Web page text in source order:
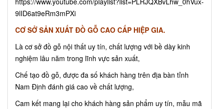
9lID6at9eRm3mPXi
CƠ SỞ SẢN XUẤT ĐỒ GỖ CAO CẤP HIỆP GIA.
Là cơ sở đồ gỗ nội thất uy tín, chất lượng với bề dày kinh
nghiệm lâu năm trong lĩnh vực sản xuất,
Chế tạo đồ gỗ, được đa số khách hàng trên địa bàn tỉnh
Nam Định đánh giá cao về chất lượng,
Cam kết mang lại cho khách hàng sản phẩm uy tín, mẫu mã